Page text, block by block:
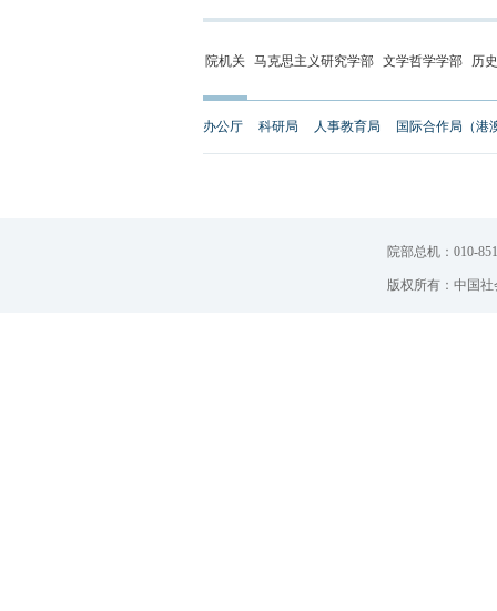
院机关 马克思主义研究学部 文学哲学学部 历
办公厅 科研局 人事教育局 国际合作局（港
院部总机：010-
版权所有：中国